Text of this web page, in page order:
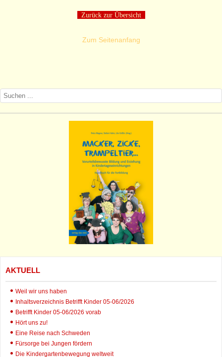
Zurück zur Übersicht
Zum Seitenanfang
AKTUELL
Weil wir uns haben
Inhaltsverzeichnis Betrifft Kinder 05-06/2026
Betrifft Kinder 05-06/2026 vorab
Hört uns zu!
Eine Reise nach Schweden
Fürsorge bei Jungen fördern
Die Kindergartenbewegung weltweit